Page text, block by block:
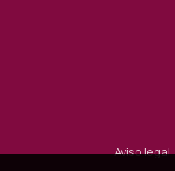
Aviso legal